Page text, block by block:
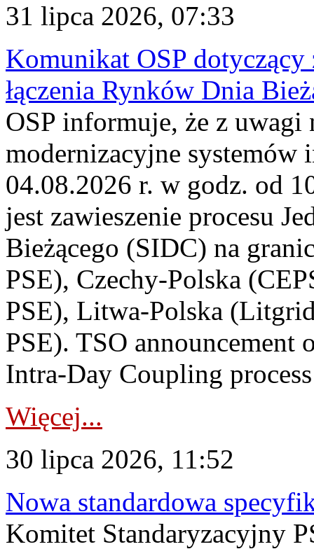
31 lipca 2026, 07:33
Komunikat OSP dotyczący
łączenia Rynków Dnia
OSP informuje, że z uwagi
modernizacyjne
04.08.2026 r. w godz. od
jest zawieszenie procesu
Bieżącego (SIDC) na
PSE), Czechy-Polska
PSE), Litwa-Polska
PSE). TSO announcement
Intra-Day Coupling
Więcej...
30 lipca 2026, 11:52
Nowa standardowa
Komitet Standaryzacyjny